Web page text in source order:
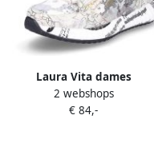
Laura Vita dames
sportschoenen parelmoer
2 webshops
€ 84,-